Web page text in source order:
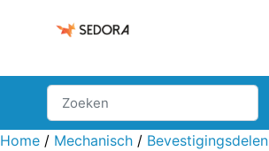
Home / Mechanisch / Bevestigingsdelen